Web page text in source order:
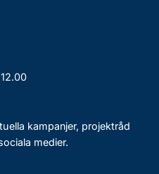
kampanjer, projektråd
medier.